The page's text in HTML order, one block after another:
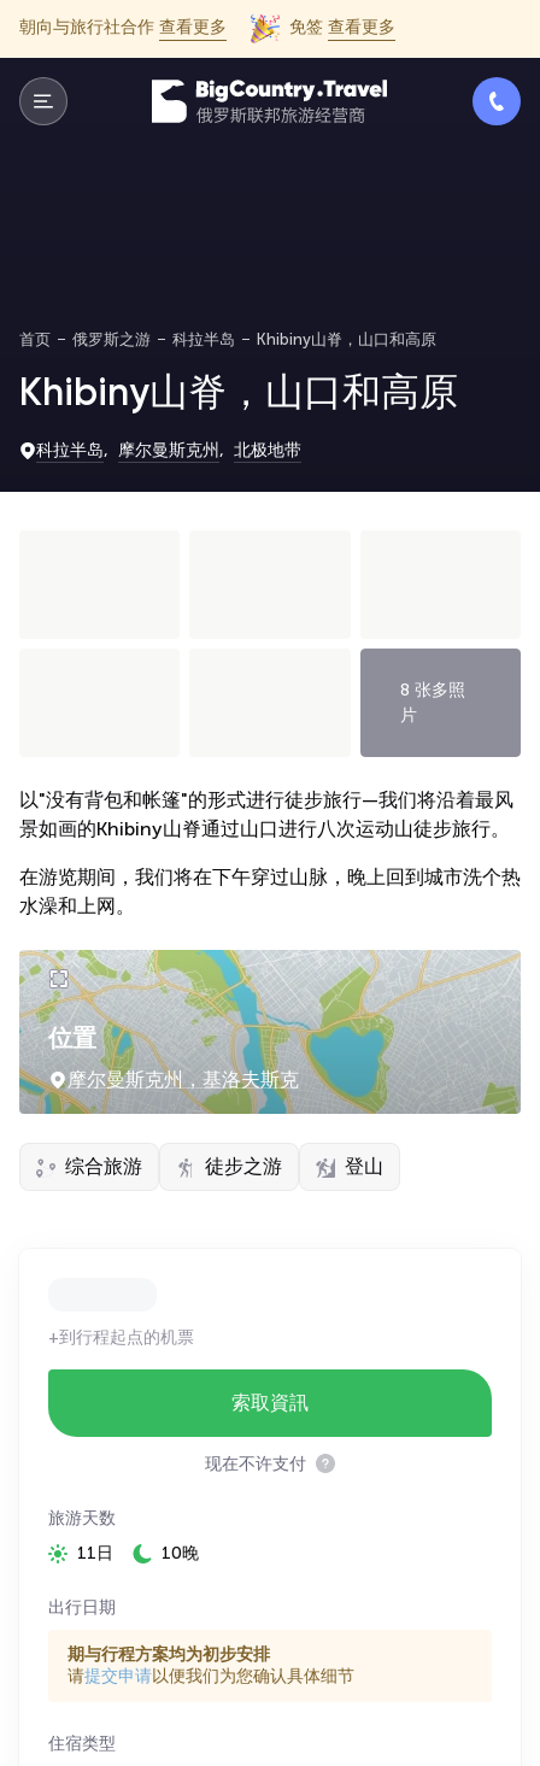
朝向与旅行社合作 查看更多 免签 查看更多
首页 俄罗斯之游 科拉半岛 Khibiny山脊，山口和高原
Khibiny山脊，山口和高原
科拉半岛 摩尔曼斯克州 北极地带
8 张多照
片
以"没有背包和帐篷"的形式进行徒步旅行—我们将沿着最风
景如画的Khibiny山脊通过山口进行八次运动山徒步旅行。
在游览期间，我们将在下午穿过山脉，晚上回到城市洗个热
水澡和上网。
位置
摩尔曼斯克州，基洛夫斯克
综合旅游 徒步之游 登山
+到行程起点的机票
索取資訊
现在不许支付
旅游天数
11日
10晚
出行日期
期与行程方案均为初步安排
请提交申请以便我们为您确认具体细节
住宿类型